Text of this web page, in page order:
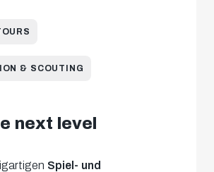
& SCOUTING
next level
Spiel- und